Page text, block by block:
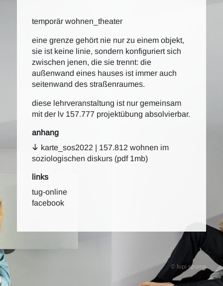
© lupi spuma.
temporär wohnen_theater
eine grenze gehört nie nur zu einem objekt,
sie ist keine linie, sondern konfiguriert sich
zwischen jenen, die sie trennt: die
außenwand eines hauses ist immer auch
seitenwand des straßenraumes.
diese lehrveranstaltung ist nur gemeinsam
mit der lv 157.777 projektübung absolvierbar.
anhang
karte_sos2022 | 157.812 wohnen im
soziologischen diskurs (pdf 1mb)
links
tug-online
facebook